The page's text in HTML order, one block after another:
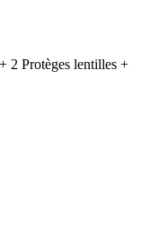
2 Protèges lentilles +